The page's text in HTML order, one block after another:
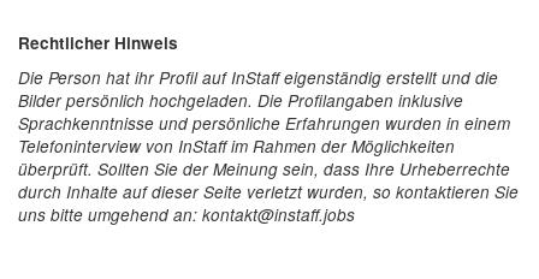
Rechtlicher Hinweis
Die Person hat ihr Profil auf InStaff eigenständig erstellt und die
Bilder persönlich hochgeladen. Die Profilangaben inklusive
Sprachkenntnisse und persönliche Erfahrungen wurden in einem
Telefoninterview von InStaff im Rahmen der Möglichkeiten
überprüft. Sollten Sie der Meinung sein, dass Ihre Urheberrechte
durch Inhalte auf dieser Seite verletzt wurden, so kontaktieren Sie
uns bitte umgehend an: kontakt@instaff.jobs